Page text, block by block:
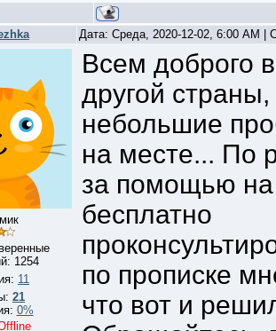
Дата: Среда, 2020-12-02, 6:00 AM |
1254
11
21
0%
Всем доброго
другой
небольшие
на месте... По
за помощью на
бесплатно
по прописке
что вот и